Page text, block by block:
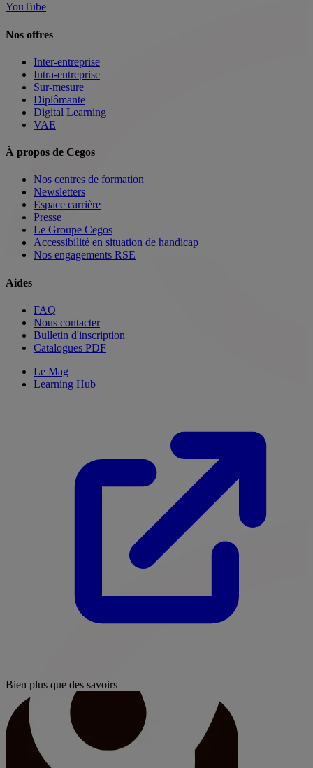
YouTube
Nos offres
Inter-entreprise
Intra-entreprise
Sur-mesure
Diplômante
Digital Learning
VAE
À propos de Cegos
Nos centres de formation
Newsletters
Espace carrière
Presse
Le Groupe Cegos
Accessibilité en situation de handicap
Nos engagements RSE
Aides
FAQ
Nous contacter
Bulletin d'inscription
Catalogues PDF
Le Mag
Learning Hub
Bien plus que des savoirs